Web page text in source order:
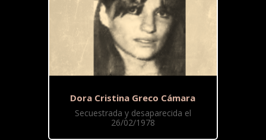
Dora Cristina Greco Cámara
Secuestrada y desaparecida el
26/02/1978